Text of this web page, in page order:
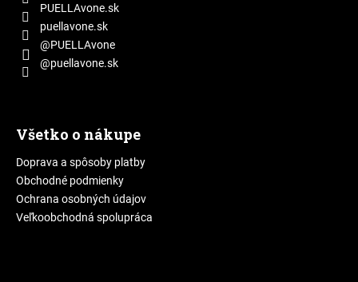
PUELLAvone.sk
puellavone.sk
@PUELLAvone
@puellavone.sk
Všetko o nákupe
Doprava a spôsoby platby
Obchodné podmienky
Ochrana osobných údajov
Veľkoobchodná spolupráca